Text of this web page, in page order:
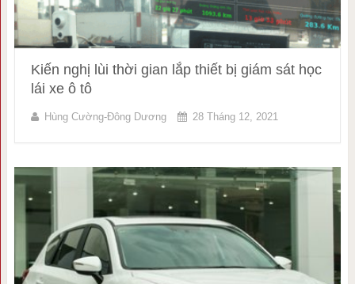
Kiến nghị lùi thời gian lắp thiết bị giám sát học
lái xe ô tô
Hùng Cường-Đông Dương 28 Tháng 12, 2021